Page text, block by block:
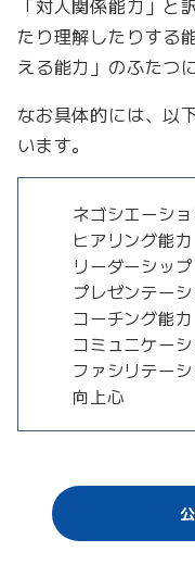
「対人関係能力」と
たり理解したりする
える能力」のふたつ
なお具体的には、以
います。
ネゴシエーシ
ヒアリング能力
リーダーシップ
プレゼンテー
コーチング能力
コミュニケー
ファシリテー
向上心